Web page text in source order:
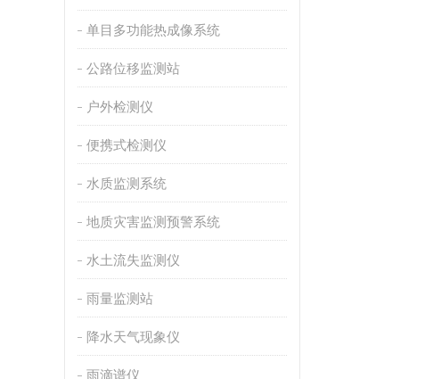
单目多功能热成像系统
公路位移监测站
户外检测仪
便携式检测仪
水质监测系统
地质灾害监测预警系统
水土流失监测仪
雨量监测站
降水天气现象仪
雨滴谱仪